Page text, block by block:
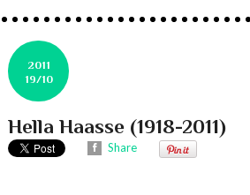
2011
19/10
Hella Haasse (1918-2011)
Share